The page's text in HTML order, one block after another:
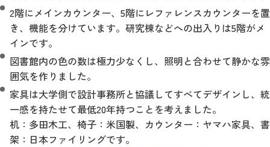
2階にメインカウンター、5階にレファレンスカウンターを置
き、機能を分けています。研究棟などへの出入りは5階がメ
インです。
図書館内の色の数は極力少なくし、照明と合わせて静かな雰
囲気を作りました。
家具は大学側で設計事務所と協議してすべてデザインし、統
一感を持たせて最低20年持つことを考えました。
机：多田木工、椅子：米国製、カウンター：ヤマハ家具、書
架：日本ファイリングです。